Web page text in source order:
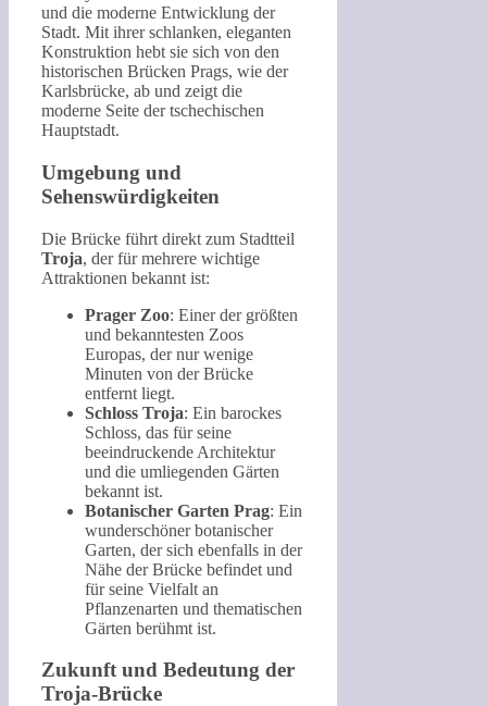
und die moderne Entwicklung der
Stadt. Mit ihrer schlanken, eleganten
Konstruktion hebt sie sich von den
historischen Brücken Prags, wie der
Karlsbrücke, ab und zeigt die
moderne Seite der tschechischen
Hauptstadt.
Umgebung und
Sehenswürdigkeiten
Die Brücke führt direkt zum Stadtteil
Troja, der für mehrere wichtige
Attraktionen bekannt ist:
Prager Zoo: Einer der größten
und bekanntesten Zoos
Europas, der nur wenige
Minuten von der Brücke
entfernt liegt.
Schloss Troja: Ein barockes
Schloss, das für seine
beeindruckende Architektur
und die umliegenden Gärten
bekannt ist.
Botanischer Garten Prag: Ein
wunderschöner botanischer
Garten, der sich ebenfalls in der
Nähe der Brücke befindet und
für seine Vielfalt an
Pflanzenarten und thematischen
Gärten berühmt ist.
Zukunft und Bedeutung der
Troja-Brücke